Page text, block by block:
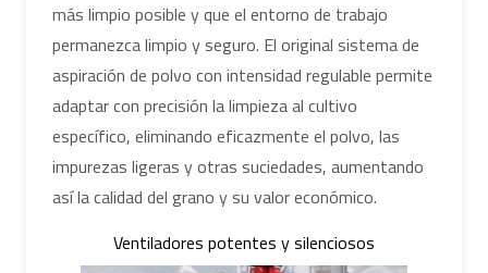
más limpio posible y que el entorno de trabajo
permanezca limpio y seguro. El original sistema de
aspiración de polvo con intensidad regulable permite
adaptar con precisión la limpieza al cultivo
específico, eliminando eficazmente el polvo, las
impurezas ligeras y otras suciedades, aumentando
así la calidad del grano y su valor económico.
Ventiladores potentes y silenciosos